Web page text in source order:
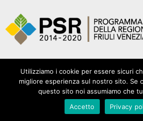
Utilizziamo i cookie per essere sicuri
migliore esperienza sul nostro sito. Se
questo sito noi assumiamo che
Accetto
Privacy